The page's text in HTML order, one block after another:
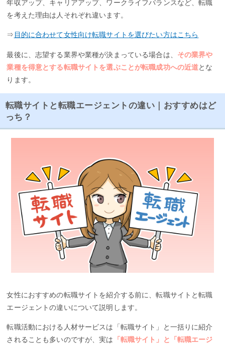
年収アップ、キャリアアップ、ワークライフバランスなど、転職
を考えた理由は人それぞれ違います。
⇒ 目的に合わせて女性向け転職サイトを選びたい方はこちら
最後に、志望する業界や業種が決まっている場合は、 その業界や
業種を得意とする転職サイトを選ぶことが転職成功への近道とな
ります。
転職サイトと転職エージェントの違い｜おすすめはど
っち？
女性におすすめの転職サイトを紹介する前に、転職サイトと転職
エージェントの違いについて説明します。
転職活動における人材サービスは「転職サイト」と一括りに紹介
されることも多いのですが、実は
「転職サイト」と「転職エージ